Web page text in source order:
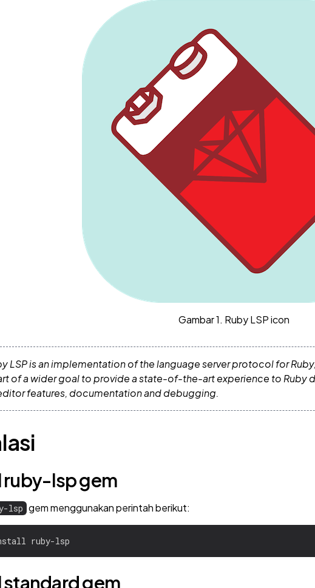
Gambar 1. Ruby LSP icon
LSP is an implementation of the language server protocol for
of a wider goal to provide a state-of-the-art experience to Ruby
features, documentation and debugging.
ruby-lsp gem
lsp gem menggunakan perintah berikut:
standard gem